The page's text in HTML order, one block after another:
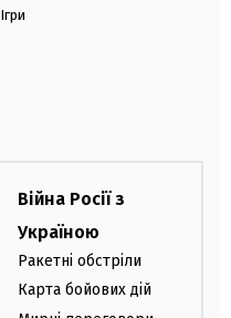
Ігри
Війна Росії з
Україною
Ракетні обстріли
Карта бойових дій